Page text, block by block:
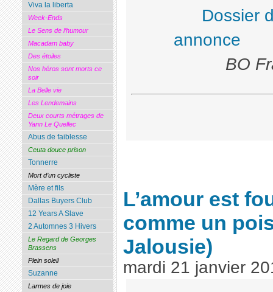
Dossier
annonce
BO
L’amour est
comme un
Jalousie)
mardi 21 janvier
Viva la liberta
Week-Ends
Le Sens de l’humour
Macadam baby
Des étoiles
Nos héros sont morts ce
soir
La Belle vie
Les Lendemains
Deux courts métrages de
Yann Le Quellec
Abus de faiblesse
Ceuta douce prison
Tonnerre
Mort d’un cycliste
Mère et fils
Dallas Buyers Club
12 Years A Slave
2 Automnes 3 Hivers
Le Regard de Georges
Brassens
Plein soleil
Suzanne
Larmes de joie